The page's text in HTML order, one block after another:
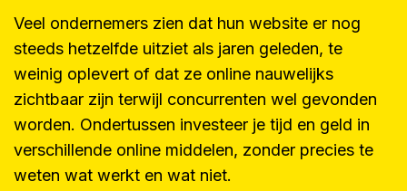
Veel ondernemers zien dat hun website er nog
steeds hetzelfde uitziet als jaren geleden, te
weinig oplevert of dat ze online nauwelijks
zichtbaar zijn terwijl concurrenten wel gevonden
worden. Ondertussen investeer je tijd en geld in
verschillende online middelen, zonder precies te
weten wat werkt en wat niet.